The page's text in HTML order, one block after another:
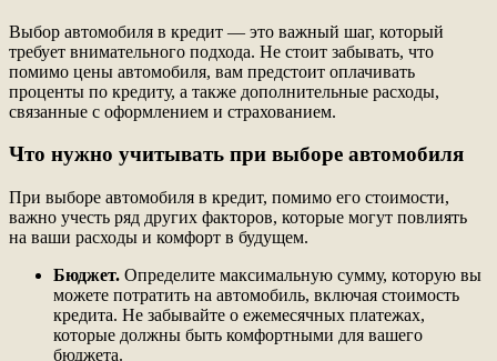
Выбор автомобиля в кредит — это важный шаг, который
требует внимательного подхода. Не стоит забывать, что
помимо цены автомобиля, вам предстоит оплачивать
проценты по кредиту, а также дополнительные расходы,
связанные с оформлением и страхованием.
Что нужно учитывать при выборе автомобиля
При выборе автомобиля в кредит, помимо его стоимости,
важно учесть ряд других факторов, которые могут повлиять
на ваши расходы и комфорт в будущем.
Бюджет. Определите максимальную сумму, которую вы
можете потратить на автомобиль, включая стоимость
кредита. Не забывайте о ежемесячных платежах,
которые должны быть комфортными для вашего
бюджета.